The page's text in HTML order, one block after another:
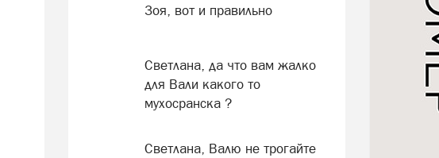
Зоя, вот и правильно
Светлана, да что вам жалко
для Вали какого то
мухосранска ?
Светлана, Валю не трогайте